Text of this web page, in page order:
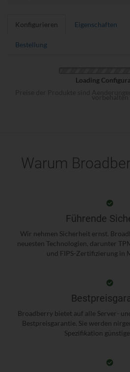
Konfigurieren Eigenschaften
Bestellung
Loading
Warum
Führende
Wir nehmen Sicherheit ernst.
neuesten Technologien, darunter
und FIPS-Zertifizierung in
Broadberry bietet auf alle Server-
Bestpreisgarantie. Sie werden
Spezifikation